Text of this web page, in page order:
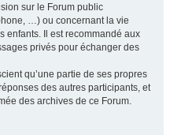
sur le Forum public
…) ou concernant la vie
enfants. Il est recommandé aux
privés pour échanger des
qu’une partie de ses propres
des autres participants, et
des archives de ce Forum.